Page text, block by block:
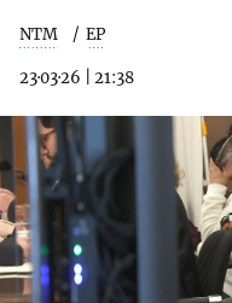
NTM EP
23·03·26 21:38